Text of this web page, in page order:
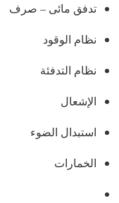
تدفق مائى – صرف
نظام الوقود
نظام التدفئة
الإشعال
استبدال الضوء
الخمارات